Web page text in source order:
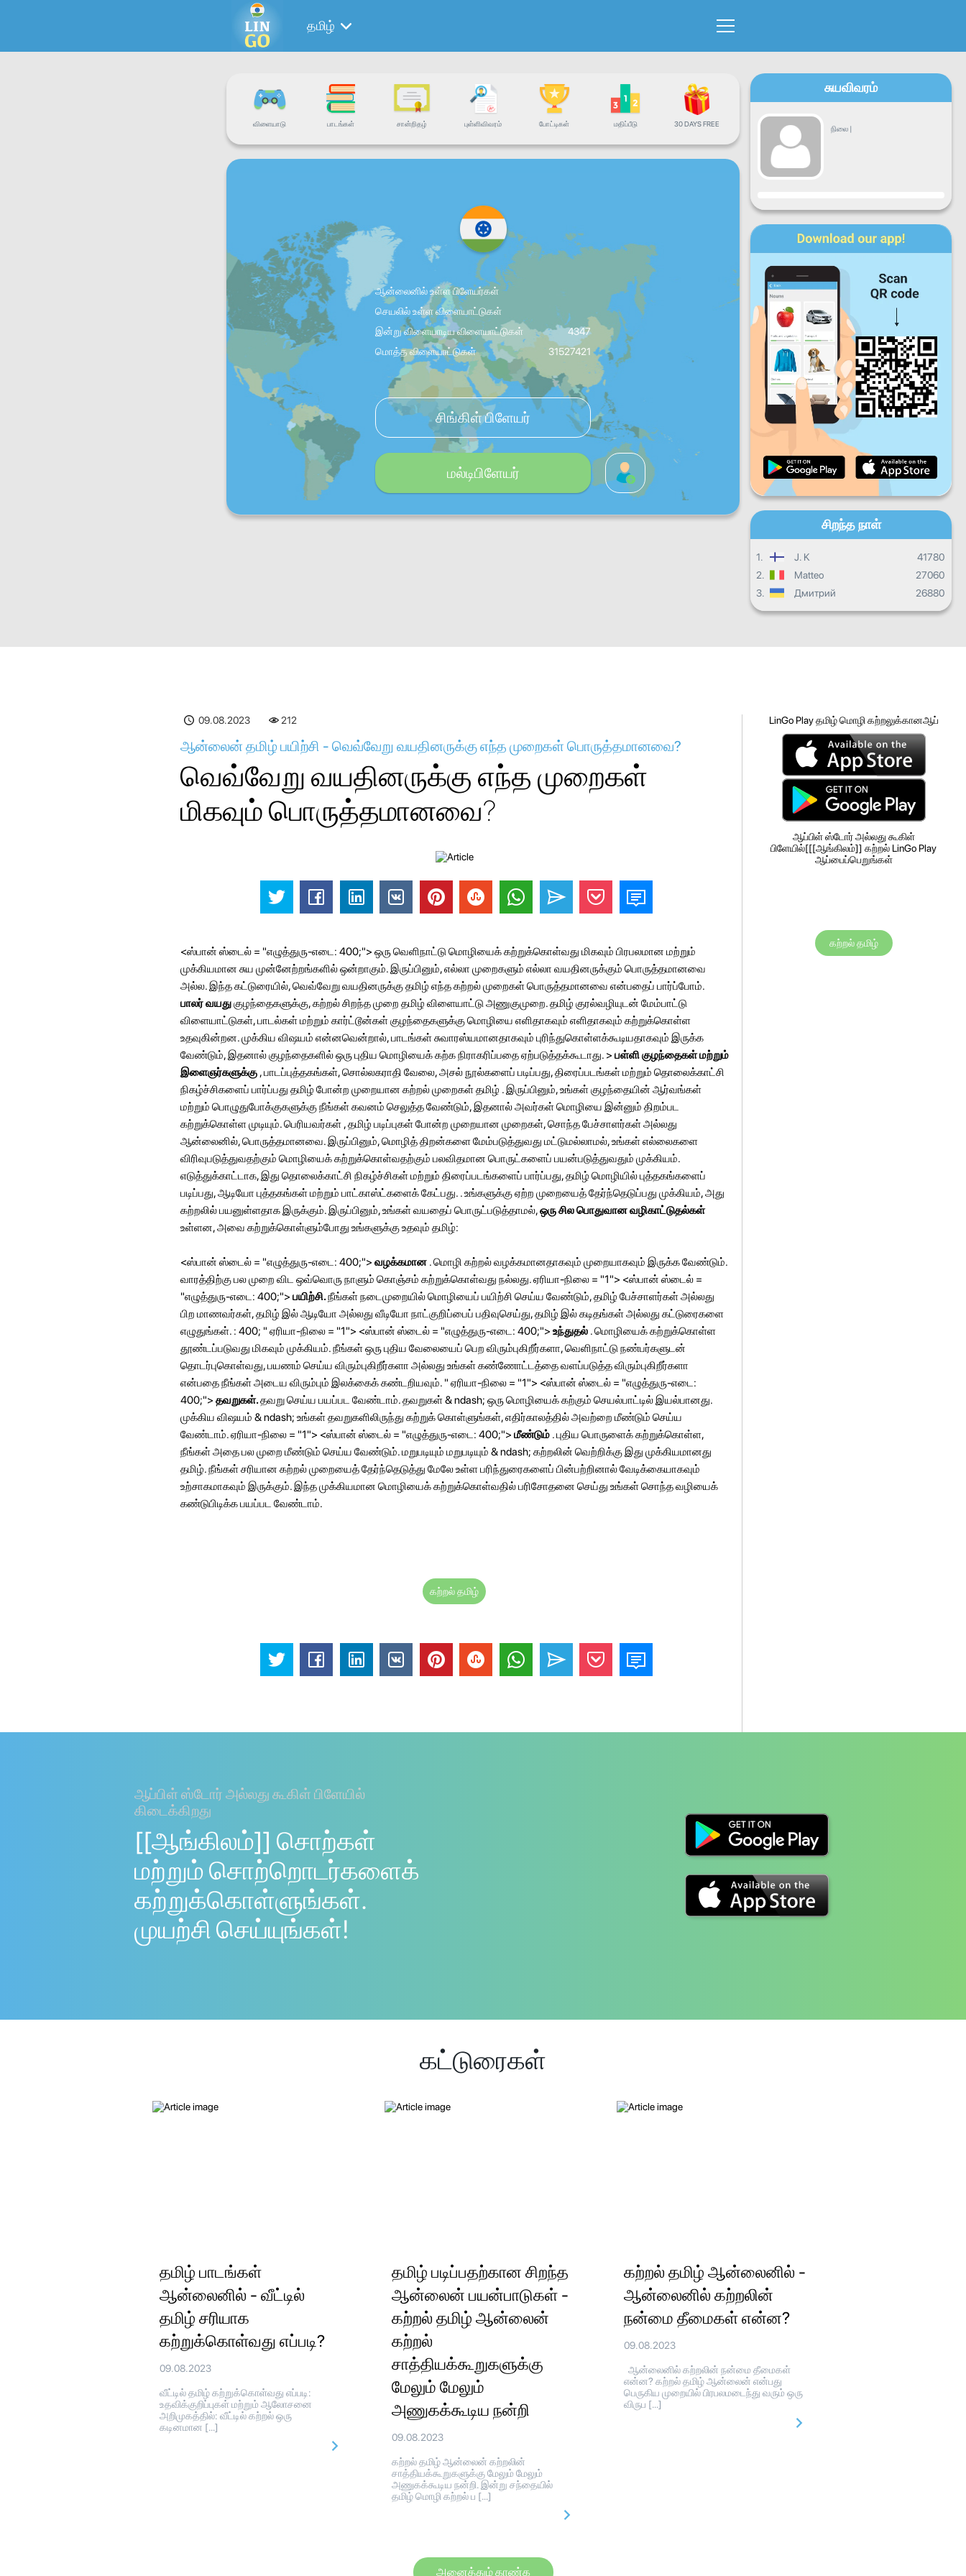
தமிழ்
விளையாடு பாடங்கள் சான்றிதழ் புள்ளிவிவரம் போட்டிகள் மதிப்பீடு 30 DAYS FREE
ஆன்லைனில் உள்ள பிளேயர்கள்
செயலில் உள்ள விளையாட்டுகள்
இன்று விளையாடிய விளையாட்டுகள்
4347
மொத்த விளையாட்டுகள்
31527421
சிங்கிள் பிளேயர்
மல்டிபிளேயர்
சுயவிவரம்
நிலை |
முன்னேற்றம்
திங்கட்கிழமைசெவ்வாய்க்கிழமை
புதன்கிழமைவியாழக்கிழமை
வெள்ளிக்கிழமைசனிக்கிழமைஞாயிற்றுக்கிழமை
தினசரி முன்னேற்றம்
மாத முன்னேற்றம்
ஒட்டுமொத்த முன்னேற்றம்
சிறந்த நாள்
1. J. K
41780
2.
Matteo
27060
3.
Дмитрий 26880
09.08.2023 212
ஆன்லைன் தமிழ் பயிற்சி - வெவ்வேறு வயதினருக்கு எந்த முறைகள் பொருத்தமானவை?
வெவ்வேறு வயதினருக்கு எந்த முறைகள்
மிகவும் பொருத்தமானவை?
<ஸ்பான் ஸ்டைல் ​​= "எழுத்துரு-எடை: 400;"> ஒரு வெளிநாட்டு மொழியைக் கற்றுக்கொள்வது மிகவும் பிரபலமான மற்றும்
முக்கியமான சுய முன்னேற்றங்களில் ஒன்றாகும். இருப்பினும், எல்லா முறைகளும் எல்லா வயதினருக்கும் பொருத்தமானவை
அல்ல. இந்த கட்டுரையில், வெவ்வேறு வயதினருக்கு தமிழ் எந்த கற்றல் முறைகள் பொருத்தமானவை என்பதைப் பார்ப்போம்.
பாலர் வயதுகுழந்தைகளுக்கு, கற்றல் சிறந்த முறை தமிழ் விளையாட்டு அணுகுமுறை. தமிழ் குரல்வழியுடன் மேம்பாட்டு
விளையாட்டுகள், பாடல்கள் மற்றும் கார்ட்டூன்கள் குழந்தைகளுக்கு மொழியை எளிதாகவும் எளிதாகவும் கற்றுக்கொள்ள
உதவுகின்றன. முக்கிய விஷயம் என்னவென்றால், பாடங்கள் சுவாரஸ்யமானதாகவும் புரிந்துகொள்ளக்கூடியதாகவும் இருக்க
வேண்டும், இதனால் குழந்தைகளில் ஒரு புதிய மொழியைக் கற்க நிராகரிப்பதை ஏற்படுத்தக்கூடாது. > பள்ளி குழந்தைகள் மற்றும்
இளைஞர்களுக்கு , பாடப்புத்தகங்கள், சொல்லகராதி வேலை, அசல் நூல்களைப் படிப்பது, திரைப்படங்கள் மற்றும் தொலைக்காட்சி
நிகழ்ச்சிகளைப் பார்ப்பது தமிழ் போன்ற முறையான கற்றல் முறைகள் தமிழ் . இருப்பினும், உங்கள் குழந்தையின் ஆர்வங்கள்
மற்றும் பொழுதுபோக்குகளுக்கு நீங்கள் கவனம் செலுத்த வேண்டும், இதனால் அவர்கள் மொழியை இன்னும் திறம்பட
கற்றுக்கொள்ள முடியும். பெரியவர்கள் , தமிழ் படிப்புகள் போன்ற முறையான முறைகள், சொந்த பேச்சாளர்கள் அல்லது
ஆன்லைனில், பொருத்தமானவை. இருப்பினும், மொழித் திறன்களை மேம்படுத்துவது மட்டுமல்லாமல், உங்கள் எல்லைகளை
விரிவுபடுத்துவதற்கும் மொழியைக் கற்றுக்கொள்வதற்கும் பலவிதமான பொருட்களைப் பயன்படுத்துவதும் முக்கியம்.
எடுத்துக்காட்டாக, இது தொலைக்காட்சி நிகழ்ச்சிகள் மற்றும் திரைப்படங்களைப் பார்ப்பது, தமிழ் மொழியில் புத்தகங்களைப்
படிப்பது, ஆடியோ புத்தகங்கள் மற்றும் பாட்காஸ்ட்களைக் கேட்பது. . உங்களுக்கு ஏற்ற முறையைத் தேர்ந்தெடுப்பது முக்கியம், அது
கற்றலில் பயனுள்ளதாக இருக்கும். இருப்பினும், உங்கள் வயதைப் பொருட்படுத்தாமல்,ஒரு சில பொதுவான வழிகாட்டுதல்கள்
உள்ளன, அவை கற்றுக்கொள்ளும்போது உங்களுக்கு உதவும் தமிழ்:
<ஸ்பான் ஸ்டைல் ​​= "எழுத்துரு-எடை: 400;"> வழக்கமான . மொழி கற்றல் வழக்கமானதாகவும் முறையாகவும் இருக்க வேண்டும்.
வாரத்திற்கு பல முறை விட ஒவ்வொரு நாளும் கொஞ்சம் கற்றுக்கொள்வது நல்லது. ஏரியா-நிலை = "1"> <ஸ்பான் ஸ்டைல் ​​=
"எழுத்துரு-எடை: 400;"> பயிற்சி.நீங்கள் நடைமுறையில் மொழியைப் பயிற்சி செய்ய வேண்டும், தமிழ் பேச்சாளர்கள் அல்லது
பிற மாணவர்கள், தமிழ் இல் ஆடியோ அல்லது வீடியோ நாட்குறிப்பைப் பதிவுசெய்து, தமிழ் இல் கடிதங்கள் அல்லது கட்டுரைகளை
எழுதுங்கள். : 400; " ஏரியா-நிலை = "1"> <ஸ்பான் ஸ்டைல் ​​= "எழுத்துரு-எடை: 400;"> உந்துதல் . மொழியைக் கற்றுக்கொள்ள
தூண்டப்படுவது மிகவும் முக்கியம். நீங்கள் ஒரு புதிய வேலையைப் பெற விரும்புகிறீர்களா, வெளிநாட்டு நண்பர்களுடன்
தொடர்புகொள்வது, பயணம் செய்ய விரும்புகிறீர்களா அல்லது உங்கள் கண்ணோட்டத்தை வளப்படுத்த விரும்புகிறீர்களா
என்பதை நீங்கள் அடைய விரும்பும் இலக்கைக் கண்டறியவும். " ஏரியா-நிலை = "1"> <ஸ்பான் ஸ்டைல் ​​= "எழுத்துரு-எடை:
400;"> தவறுகள்.தவறு செய்ய பயப்பட வேண்டாம். தவறுகள் & ndash; ஒரு மொழியைக் கற்கும் செயல்பாட்டில் இயல்பானது.
முக்கிய விஷயம் & ndash; உங்கள் தவறுகளிலிருந்து கற்றுக் கொள்ளுங்கள், எதிர்காலத்தில் அவற்றை மீண்டும் செய்ய
வேண்டாம். ஏரியா-நிலை = "1"> <ஸ்பான் ஸ்டைல் ​​= "எழுத்துரு-எடை: 400;"> மீண்டும் . புதிய பொருளைக் கற்றுக்கொள்ள,
நீங்கள் அதை பல முறை மீண்டும் செய்ய வேண்டும். மறுபடியும் மறுபடியும் & ndash; கற்றலின் வெற்றிக்கு இது முக்கியமானது
தமிழ். நீங்கள் சரியான கற்றல் முறையைத் தேர்ந்தெடுத்து மேலே உள்ள பரிந்துரைகளைப் பின்பற்றினால் வேடிக்கையாகவும்
உற்சாகமாகவும் இருக்கும். இந்த முக்கியமான மொழியைக் கற்றுக்கொள்வதில் பரிசோதனை செய்து உங்கள் சொந்த வழியைக்
கண்டுபிடிக்க பயப்பட வேண்டாம்.
கற்றல் தமிழ்
LinGo Play தமிழ் மொழி கற்றலுக்கானஆப்
ஆப்பிள் ஸ்டோர் அல்லது கூகிள்
பிளேயில்[[[ஆங்கிலம்]] கற்றல் LinGo Play
ஆப்பைப்பெறுங்கள்
கற்றல் தமிழ்
ஆப்பிள் ஸ்டோர் அல்லது கூகிள் பிளேயில்
கிடைக்கிறது
[[ஆங்கிலம்]] சொற்கள்
மற்றும் சொற்றொடர்களைக்
கற்றுக்கொள்ளுங்கள்.
முயற்சி செய்யுங்கள்!
கட்டுரைகள்
தமிழ் பாடங்கள்
ஆன்லைனில் - வீட்டில்
தமிழ் சரியாக
கற்றுக்கொள்வது எப்படி?
09.08.2023
வீட்டில் தமிழ் கற்றுக்கொள்வது எப்படி:
உதவிக்குறிப்புகள் மற்றும் ஆலோசனை
அறிமுகத்தில்: வீட்டில் கற்றல் ஒரு
கடினமான […]
தமிழ் படிப்பதற்கான சிறந்த
ஆன்லைன் பயன்பாடுகள் -
கற்றல் தமிழ் ஆன்லைன்
கற்றல்
சாத்தியக்கூறுகளுக்கு
மேலும் மேலும்
அணுகக்கூடிய நன்றி
09.08.2023
கற்றல் தமிழ் ஆன்லைன் கற்றலின்
சாத்தியக்கூறுகளுக்கு மேலும் மேலும்
அணுகக்கூடிய நன்றி. இன்று சந்தையில்
தமிழ் மொழி கற்றல் ப […]
கற்றல் தமிழ் ஆன்லைனில் -
ஆன்லைனில் கற்றலின்
நன்மை தீமைகள் என்ன?
09.08.2023
ஆன்லைனில் கற்றலின் நன்மை தீமைகள்
என்ன? கற்றல் தமிழ் ஆன்லைன் என்பது
பெருகிய முறையில் பிரபலமடைந்து வரும் ஒரு
விருப […]
அனைத்தும் காண்க